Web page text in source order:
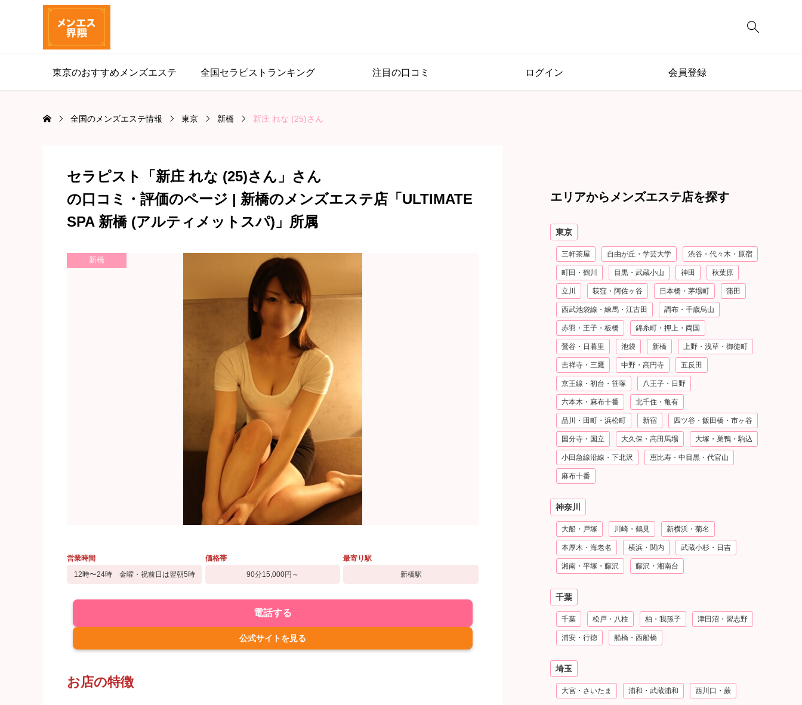

東京のおすすめメンズエステ 全国セラピストランキング 注目の口コミ ログイン 会員登録
全国のメンズエステ情報 東京 新橋 新庄 れな (25)さん
セラピスト「新庄 れな (25)さん」さん
の口コミ・評価のページ | 新橋のメンズエステ店「ULTIMATE
SPA 新橋 (アルティメットスパ)」所属
新橋
営業時間
12時〜24時 金曜・祝前日は翌朝5時
価格帯
90分15,000円～
最寄り駅
新橋駅
電話する
公式サイトを見る
お店の特徴
エリアからメンズエステ店を探す
東京
三軒茶屋 自由が丘・学芸大学 渋谷・代々木・原宿
町田・鶴川 目黒・武蔵小山 神田 秋葉原
立川 荻窪・阿佐ヶ谷 日本橋・茅場町 蒲田
西武池袋線・練馬・江古田 調布・千歳烏山
赤羽・王子・板橋 錦糸町・押上・両国
鶯谷・日暮里 池袋 新橋 上野・浅草・御徒町
吉祥寺・三鷹 中野・高円寺 五反田
京王線・初台・笹塚 八王子・日野
六本木・麻布十番 北千住・亀有
品川・田町・浜松町 新宿 四ツ谷・飯田橋・市ヶ谷
国分寺・国立 大久保・高田馬場 大塚・巣鴨・駒込
小田急線沿線・下北沢 恵比寿・中目黒・代官山
麻布十番
神奈川
大船・戸塚 川崎・鶴見 新横浜・菊名
本厚木・海老名 横浜・関内 武蔵小杉・日吉
湘南・平塚・藤沢 藤沢・湘南台
千葉
千葉 松戸・八柱 柏・我孫子 津田沼・習志野
浦安・行徳 船橋・西船橋
埼玉
大宮・さいたま 浦和・武蔵浦和 西川口・蕨